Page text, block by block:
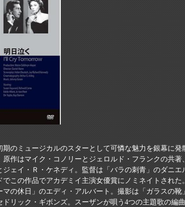
期のミュージカルのスターとして可憐な魅力を銀幕に
原作はマイク・コノリーとジェロルド・フランクの共
ジェイ・Ｒ・ケネディ。監督は「バラの刺青」のダニエ
でこの作品でアカデミイ主演女優賞にノミネイトされ
マの休日」のエディ・アルバート。撮影は「ガラスの
ドリック・ギボンズ。スーザンが唄う4つの主題歌の編